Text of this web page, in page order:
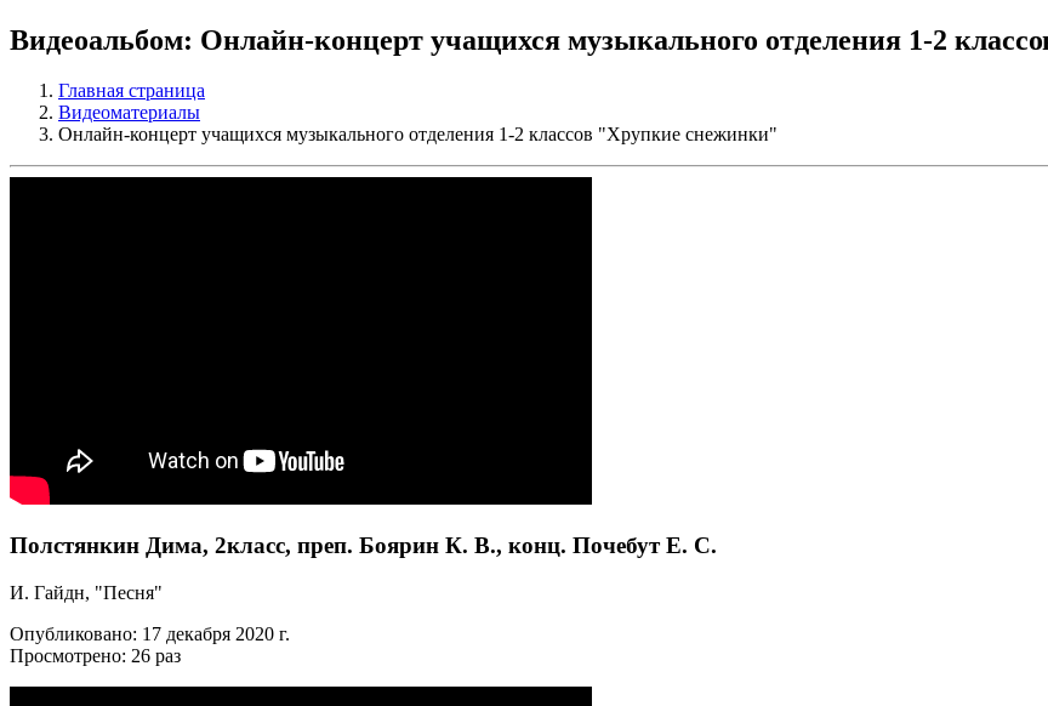
Видеоальбом: Онлайн-концерт учащихся музыкального отделения 1-2
Главная страница
Видеоматериалы
Онлайн-концерт учащихся музыкального отделения 1-2 классов "Хрупкие снежинки"
Полстянкин Дима, 2класс, преп. Боярин К. В., конц. Почебут Е. С.
И. Гайдн, "Песня"
Опубликовано: 17 декабря 2020 г.
Просмотрено: 26 раз